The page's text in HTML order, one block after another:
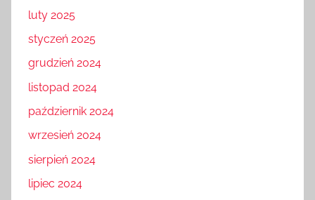
luty 2025
styczeń 2025
grudzień 2024
listopad 2024
październik 2024
wrzesień 2024
sierpień 2024
lipiec 2024